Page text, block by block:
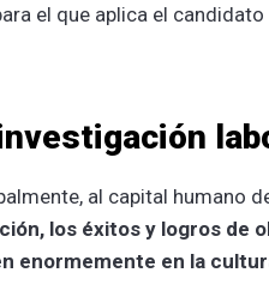
el que aplica el candidato
al capital humano
los éxitos y logros de
enormemente en la